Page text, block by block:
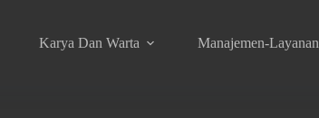
Karya Dan Warta Manajemen-Layanan